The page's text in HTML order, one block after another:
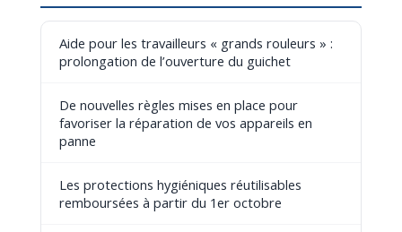
Aide pour les travailleurs « grands rouleurs » :
prolongation de l’ouverture du guichet
De nouvelles règles mises en place pour
favoriser la réparation de vos appareils en
panne
Les protections hygiéniques réutilisables
remboursées à partir du 1er octobre